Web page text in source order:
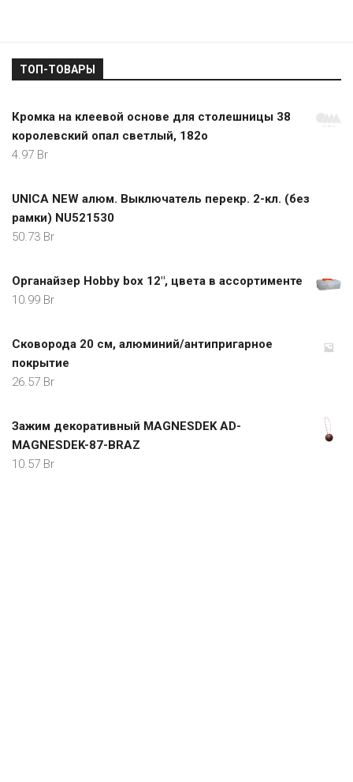
ТОП-ТОВАРЫ
Кромка на клеевой основе для столешницы 38
королевский опал светлый, 182о
4.97 Br
UNICA NEW алюм. Выключатель перекр. 2-кл. (без
рамки) NU521530
50.73 Br
Органайзер Hobby box 12", цвета в ассортименте
10.99 Br
Сковорода 20 см, алюминий/антипригарное
покрытие
26.57 Br
Зажим декоративный MAGNESDEK AD-
MAGNESDEK-87-BRAZ
10.57 Br